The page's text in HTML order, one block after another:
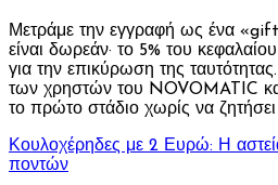
Μετράμε την εγγραφή ως ένα
είναι δωρεάν· το 5% του
για την επικύρωση της
των χρηστών του NOVOMATIC
το πρώτο στάδιο χωρίς να
Κουλοχέρηδες με 2 Ευρώ: Η
ποντών